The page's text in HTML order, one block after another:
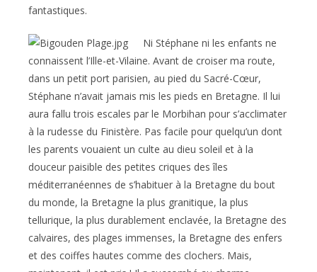
fantastiques.
Ni Stéphane ni les enfants ne
connaissent l’Ille-et-Vilaine. Avant de croiser ma route,
dans un petit port parisien, au pied du Sacré-Cœur,
Stéphane n’avait jamais mis les pieds en Bretagne. Il lui
aura fallu trois escales par le Morbihan pour s’acclimater
à la rudesse du Finistère. Pas facile pour quelqu’un dont
les parents vouaient un culte au dieu soleil et à la
douceur paisible des petites criques des îles
méditerranéennes de s’habituer à la Bretagne du bout
du monde, la Bretagne la plus granitique, la plus
tellurique, la plus durablement enclavée, la Bretagne des
calvaires, des plages immenses, la Bretagne des enfers
et des coiffes hautes comme des clochers. Mais,